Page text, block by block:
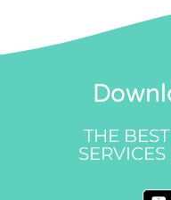
THE